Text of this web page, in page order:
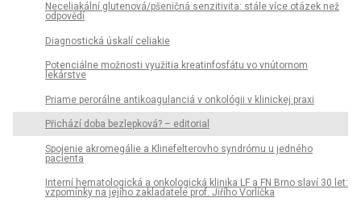
Neceliakální glutenová/pšeničná senzitivita: stále více otázek než
odpovědí
Diagnostická úskalí celiakie
Potenciálne možnosti využitia kreatinfosfátu vo vnútornom
lekárstve
Priame perorálne antikoagulanciá v onkológii v klinickej praxi
Přichází doba bezlepková? – editorial
Spojenie akromegálie a Klinefelterovho syndrómu u jedného
pacienta
Interní hematologická a onkologická klinika LF a FN Brno slaví 30 let:
vzpomínky na jejího zakladatele prof. Jiřího Vorlíčka